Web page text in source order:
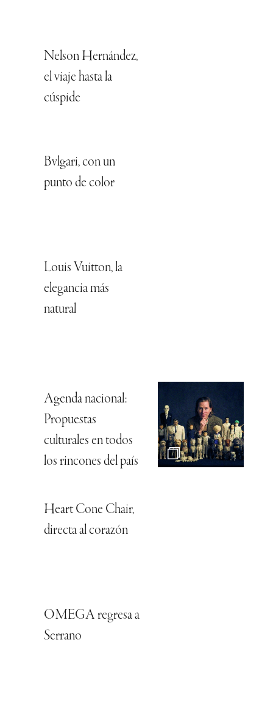
Nelson Hernández,
el viaje hasta la
cúspide
Bvlgari, con un
punto de color
Louis Vuitton, la
elegancia más
natural
Agenda nacional:
Propuestas
culturales en todos
los rincones del país
Heart Cone Chair,
directa al corazón
OMEGA regresa a
Serrano